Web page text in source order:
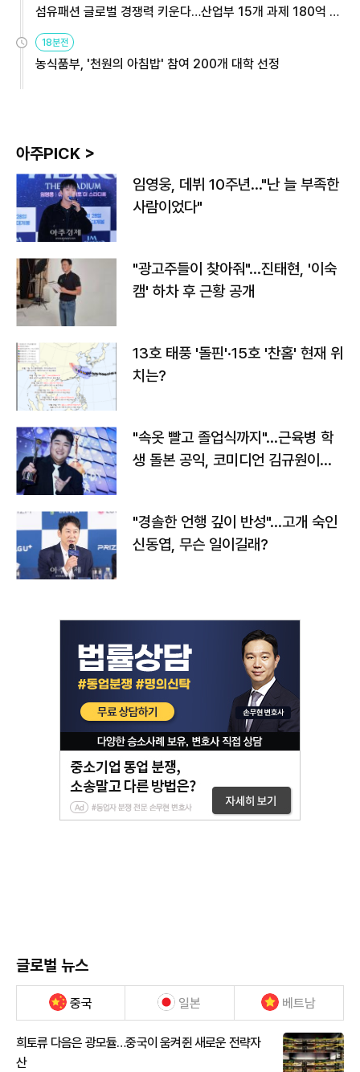
섬유패션 글로벌 경쟁력 키운다…산업부 15개 과제 180억 지
원
18분전
농식품부, '천원의 아침밥' 참여 200개 대학 선정
아주PICK >
임영웅, 데뷔 10주년…"난 늘 부족한
사람이었다"
"광고주들이 찾아줘"…진태현, '이숙
캠' 하차 후 근황 공개
13호 태풍 '돌핀'·15호 '찬홈' 현재 위
치는?
"속옷 빨고 졸업식까지"…근육병 학
생 돌본 공익, 코미디언 김규원이었
"경솔한 언행 깊이 반성"…고개 숙인
신동엽, 무슨 일이길래?
글로벌 뉴스
중국 일본 베트남
희토류 다음은 광모듈…중국이 움켜쥔 새로운 전략자
산